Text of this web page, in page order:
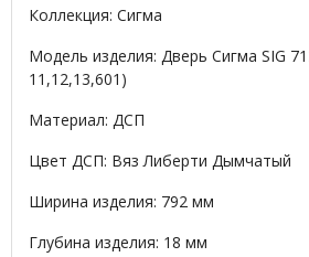
Коллекция: Сигма
Модель изделия: Дверь Сигма SIG
11,12,13,601)
Материал: ДСП
Цвет ДСП: Вяз Либерти Дымчатый
Ширина изделия: 792 мм
Глубина изделия: 18 мм